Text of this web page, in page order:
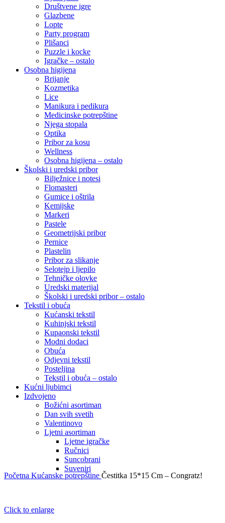
Društvene igre
Glazbene
Lopte
Party program
Plišanci
Puzzle i kocke
Igračke – ostalo
Osobna higijena
Brijanje
Kozmetika
Lice
Manikura i pedikura
Medicinske potrepštine
Njega stopala
Optika
Pribor za kosu
Wellness
Osobna higijena – ostalo
Školski i uredski pribor
Bilježnice i notesi
Flomasteri
Gumice i oštrila
Kemijske
Markeri
Pastele
Geometrijski pribor
Pernice
Plastelin
Pribor za slikanje
Selotejp i ljepilo
Tehničke olovke
Uredski materijal
Školski i uredski pribor – ostalo
Tekstil i obuća
Kućanski tekstil
Kuhinjski tekstil
Kupaonski tekstil
Modni dodaci
Obuća
Odjevni tekstil
Posteljina
Tekstil i obuća – ostalo
Kućni ljubimci
Izdvojeno
Božićni asortiman
Dan svih svetih
Valentinovo
Ljetni asortiman
Ljetne igračke
Ručnici
Suncobrani
Suveniri
Početna Kućanske potrepštine Čestitka 15*15 Cm – Congratz!
Click to enlarge